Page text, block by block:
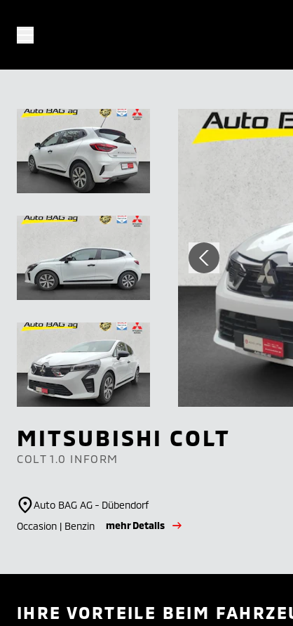
MITSUBISHI COLT
COLT 1.0 INFORM
Auto BAG AG - Dübendorf
Occasion | Benzin
mehr Details
IHRE VORTEILE BEIM